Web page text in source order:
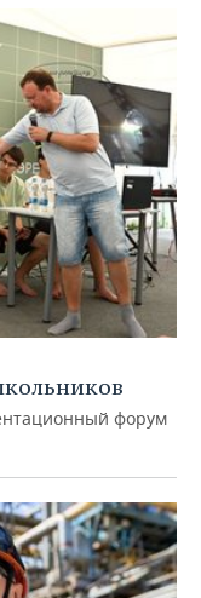
форум